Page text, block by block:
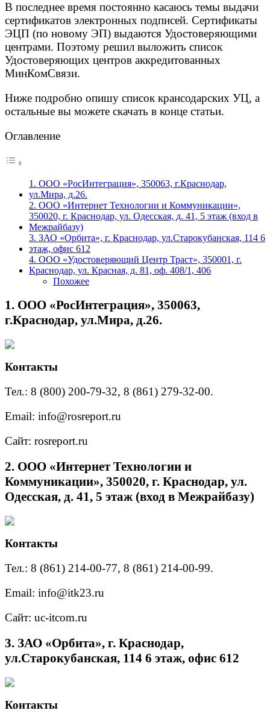
В последнее время постоянно касаюсь темы выдачи
сертификатов электронных подписей. Сертификаты
ЭЦП (по новому ЭП) выдаются Удостоверяющими
центрами. Поэтому решил выложить список
Удостоверяющих центров аккредитованных
МинКомСвязи.
Ниже подробно опишу список крансодарских УЦ, а
остальные вы можете скачать в конце статьи.
Оглавление
1. ООО «РосИнтеграция», 350063, г.Краснодар,
ул.Мира, д.26.
2. ООО «Интернет Технологии и Коммуникации»,
350020, г. Краснодар, ул. Одесская, д. 41, 5 этаж (вход в
Межрайбазу)
3. ЗАО «Орбита», г. Краснодар, ул.Старокубанская, 114 6
этаж, офис 612
4. ООО «Удостоверяющий Центр Траст», 350001, г.
Краснодар, ул. Красная, д. 81, оф. 408/1, 406
Похожее
1. ООО «РосИнтеграция», 350063,
г.Краснодар, ул.Мира, д.26.
Контакты
Тел.: 8 (800) 200-79-32, 8 (861) 279-32-00.
Email: info@rosreport.ru
Сайт: rosreport.ru
2. ООО «Интернет Технологии и
Коммуникации», 350020, г. Краснодар, ул.
Одесская, д. 41, 5 этаж (вход в Межрайбазу)
Контакты
Тел.: 8 (861) 214-00-77, 8 (861) 214-00-99.
Email: info@itk23.ru
Сайт: uc-itcom.ru
3. ЗАО «Орбита», г. Краснодар,
ул.Старокубанская, 114 6 этаж, офис 612
Контакты